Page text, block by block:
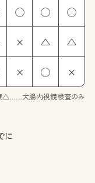
◯ ◯ ◯
× △ △
× ◯ ×
△……大腸内視鏡検査のみ
に